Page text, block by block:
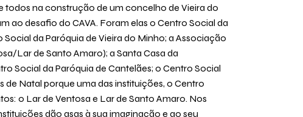
na construção de um concelho de Vieira do
ao desafio do CAVA. Foram elas o Centro Social da
da Paróquia de Vieira do Minho; a Associação
Lar de Santo Amaro); a Santa Casa da
Social da Paróquia de Cantelães; o Centro Social
de Natal porque uma das instituições, o Centro
o Lar de Ventosa e Lar de Santo Amaro. Nos
dão asas à sua imaginação e ao seu